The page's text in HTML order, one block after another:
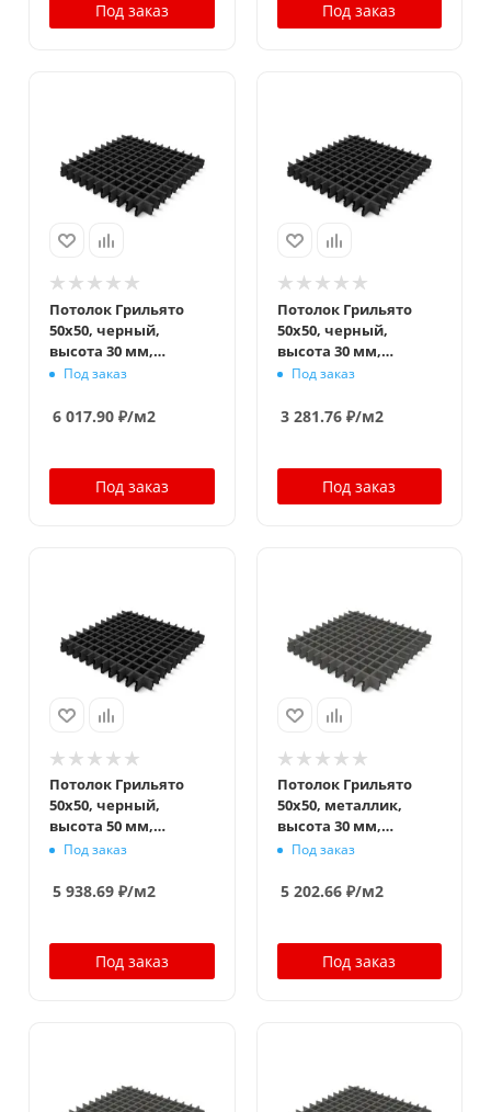
Под заказ Под заказ
Потолок Грильято
50x50, черный,
высота 30 мм,
ширина 5 мм
Под заказ
6 017.90 ₽/м2
Под заказ
Потолок Грильято
50x50, черный,
высота 30 мм,
ширина 10 мм
Под заказ
3 281.76₽/м2
Под заказ
Потолок Грильято
50x50, черный,
высота 50 мм,
ширина 10 мм
Под заказ
5 938.69 ₽/м2
Под заказ
Потолок Грильято
50x50, металлик,
высота 30 мм,
ширина 5 мм
Под заказ
5 202.66₽/м2
Под заказ